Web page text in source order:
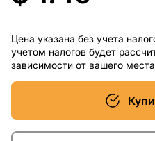
Цена указана без учета
учетом налогов будет
зависимости от вашего